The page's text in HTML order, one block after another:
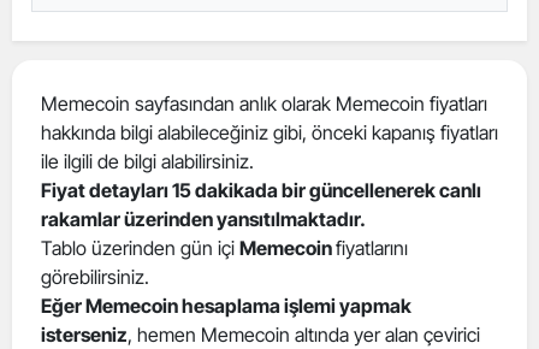
Memecoin sayfasından anlık olarak Memecoin fiyatları
hakkında bilgi alabileceğiniz gibi, önceki kapanış fiyatları
ile ilgili de bilgi alabilirsiniz.
Fiyat detayları 15 dakikada bir güncellenerek canlı
rakamlar üzerinden yansıtılmaktadır.
Tablo üzerinden gün içi Memecoinfiyatlarını
görebilirsiniz.
Eğer Memecoin hesaplama işlemi yapmak
isterseniz, hemen Memecoin altında yer alan çevirici